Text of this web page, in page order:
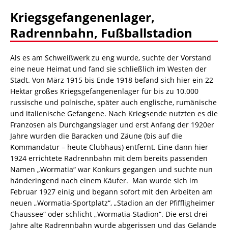
Kriegsgefangenenlager,
Radrennbahn, Fußballstadion
Als es am Schweißwerk zu eng wurde, suchte der Vorstand
eine neue Heimat und fand sie schließlich im Westen der
Stadt. Von März 1915 bis Ende 1918 befand sich hier ein 22
Hektar großes Kriegsgefangenenlager für bis zu 10.000
russische und polnische, später auch englische, rumänische
und italienische Gefangene. Nach Kriegsende nutzten es die
Franzosen als Durchgangslager und erst Anfang der 1920er
Jahre wurden die Baracken und Zäune (bis auf die
Kommandatur – heute Clubhaus) entfernt. Eine dann hier
1924 errichtete Radrennbahn mit dem bereits passenden
Namen „Wormatia“ war Konkurs gegangen und suchte nun
händeringend nach einem Käufer. Man wurde sich im
Februar 1927 einig und begann sofort mit den Arbeiten am
neuen „Wormatia-Sportplatz“, „Stadion an der Pfiffligheimer
Chaussee“ oder schlicht „Wormatia-Stadion“. Die erst drei
Jahre alte Radrennbahn wurde abgerissen und das Gelände